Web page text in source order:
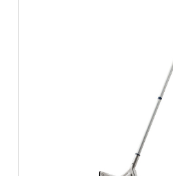
BM向け洗剤・ワックス